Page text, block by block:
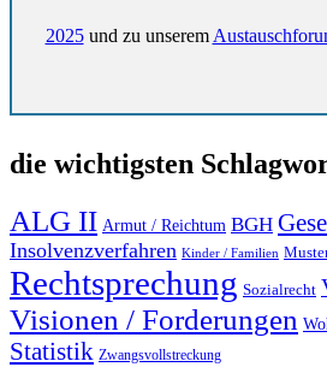
2025und zu unserem
die wichtigsten
ALG II Armut / Reichtum BGH
Insolvenzverfahren Kinder / Familien
Rechtsprechung Sozialrecht
Visionen / Forderungen
Statistik Zwangsvollstreckung